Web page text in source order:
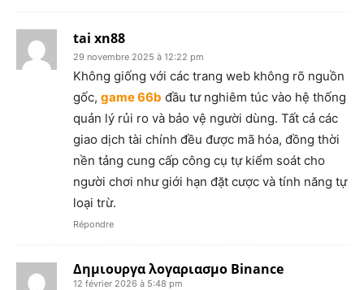
tai xn88
29 novembre 2025 à 12:22 pm
Không giống với các trang web không rõ nguồn
gốc, game 66b đầu tư nghiêm túc vào hệ thống
quản lý rủi ro và bảo vệ người dùng. Tất cả các
giao dịch tài chính đều được mã hóa, đồng thời
nền tảng cung cấp công cụ tự kiểm soát cho
người chơi như giới hạn đặt cược và tính năng tự
loại trừ.
Répondre
Δημιουργα λογαριασμο Binance
12 février 2026 à 5:48 pm